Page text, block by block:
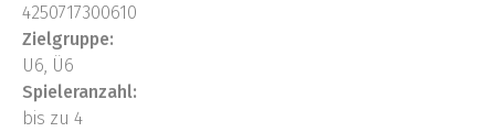
4250717300610
Zielgruppe:
U6, Ü6
Spieleranzahl:
bis zu 4